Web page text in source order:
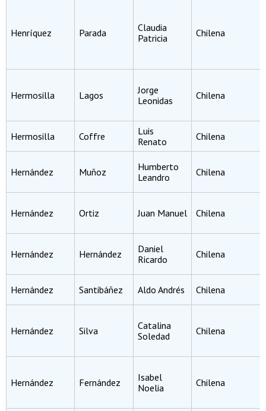
Henríquez Parada
Claudia
Patricia
Chilena
Hermosilla Lagos
Jorge
Leonidas
Chilena
Hermosilla Coffre
Luis
Renato
Chilena
Hernández Muñoz
Humberto
Leandro
Chilena
Hernández Ortiz Juan Manuel Chilena
Hernández Hernández
Daniel
Ricardo
Chilena
Hernández Santibáñez Aldo Andrés Chilena
Hernández Silva
Catalina
Soledad
Chilena
Hernández Fernández
Isabel
Noelia
Chilena